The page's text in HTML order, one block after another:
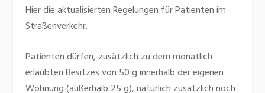
Hier die aktualisierten Regelungen für Patienten im
Straßenverkehr.
Patienten dürfen, zusätzlich zu dem monatlich
erlaubten Besitzes von 50 g innerhalb der eigenen
Wohnung (außerhalb 25 g), natürlich zusätzlich noch